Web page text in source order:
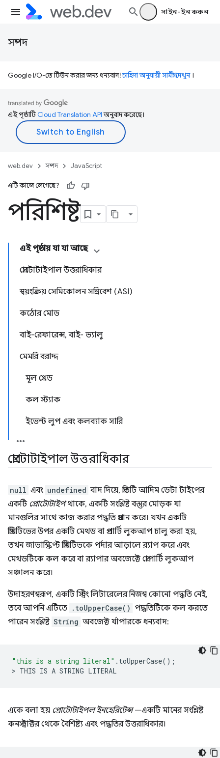
সাইন-ইন করুন
সম্পদ
Google I/O-তে টিউন করার জন্য ধন্যবাদ!চাহিদা অনুযায়ী সামগ্রী দেখুন।
এই পৃষ্ঠাটিCloud Translation APIঅনুবাদ করেছে।
web.dev সম্পদ JavaScript
এটি কাজে লেগেছে?
পরিশিষ্ট
এই পৃষ্ঠায় যা যা আছে
প্রোটোটাইপাল উত্তরাধিকার
স্বয়ংক্রিয় সেমিকোলন সন্নিবেশ (ASI)
কঠোর মোড
বাই-রেফারেন্স, বাই- ভ্যালু
মেমরি বরাদ্দ
মূল থ্রেড
কল স্ট্যাক
ইভেন্ট লুপ এবং কলব্যাক সারি
প্রোটোটাইপাল উত্তরাধিকার
null এবং undefined বাদ দিয়ে, প্রতিটি আদিম ডেটা টাইপের
একটি প্রোটোটাইপথাকে, একটি সংশ্লিষ্ট বস্তুর মোড়ক যা
মানগুলির সাথে কাজ করার পদ্ধতি প্রদান করে। যখন একটি
প্রিমিটিভের উপর একটি মেথড বা প্রপার্টি লুকআপ চালু করা হয়,
তখন জাভাস্ক্রিপ্ট প্রিমিটিভকে পর্দার আড়ালে র‍্যাপ করে এবং
মেথডটিকে কল করে বা র‍্যাপার অবজেক্টে প্রোপার্টি লুকআপ
সঞ্চালন করে।
উদাহরণস্বরূপ, একটি স্ট্রিং লিটারেলের নিজস্ব কোনো পদ্ধতি নেই,
তবে আপনি এটিতে .toUpperCase() পদ্ধতিটিকে কল করতে
পারেন সংশ্লিষ্ট String অবজেক্ট র্যাপারকে ধন্যবাদ:
"this is a string literal" . toUpperCase();
> THIS IS A STRING LITERAL
একে বলা হয় প্রোটোটাইপল ইনহেরিটেন্স—একটি মানের সংশ্লিষ্ট
কনস্ট্রাক্টর থেকে বৈশিষ্ট্য এবং পদ্ধতির উত্তরাধিকার।